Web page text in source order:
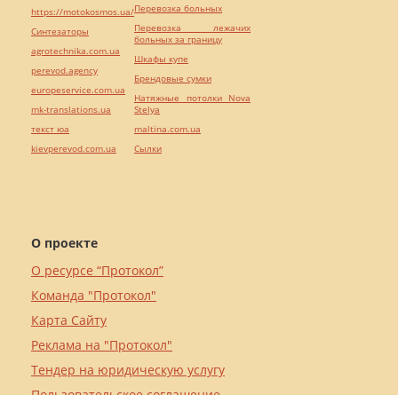
О проекте
О ресурсе “Протокол”
Команда "Протокол"
Карта Сайту
Реклама на "Протокол"
Тендер на юридическую услугу
https://motokosmos.ua/
Синтезаторы
agrotechnika.com.ua
perevod.agency
europeservice.com.ua
mk-translations.ua
текст юа
kievperevod.com.ua
Перевозка больных
Перевозка лежачих
больных за границу
Шкафы купе
Брендовые сумки
Натяжные потолки Nova
Stelya
maltina.com.ua
Cылки